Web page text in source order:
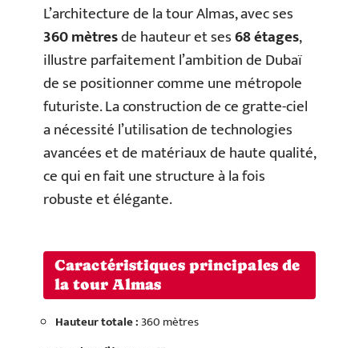
L’architecture de la tour Almas, avec ses
360 mètresde hauteur et ses68 étages,
illustre parfaitement l’ambition de Dubaï
de se positionner comme une métropole
futuriste. La construction de ce gratte-ciel
a nécessité l’utilisation de technologies
avancées et de matériaux de haute qualité,
ce qui en fait une structure à la fois
robuste et élégante.
Caractéristiques principales de
la tour Almas
Hauteur totale :360 mètres